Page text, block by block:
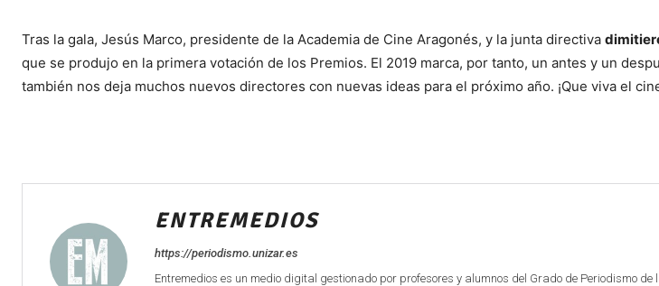
Tras la gala, Jesús Marco, presidente de la Academia de Cine Aragonés, y la junta directiva
que se produjo en la primera votación de los Premios. El 2019 marca, por tanto, un antes y un
también nos deja muchos nuevos directores con nuevas ideas para el próximo año. ¡Que viva el
ENTREMEDIOS
https://periodismo.unizar.es
Entremedios es un medio digital gestionado por profesores y alumnos del Grado de Periodismo